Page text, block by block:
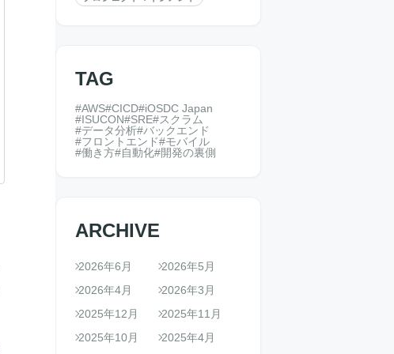
TAG
AWS CICD iOSDC Japan
ISUCON
SRE スクラム
データ分析 バックエンド
フロントエンド
モバイル
働き方
自動化 開発の裏側
ARCHIVE
2026年6月
2026年5月
2026年4月
2026年3月
2025年12月
2025年11月
2025年10月
2025年4月